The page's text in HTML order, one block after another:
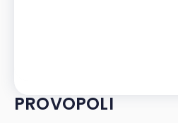
PROVOPOLI